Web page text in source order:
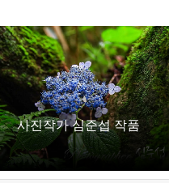
사진작가 심준섭 작품